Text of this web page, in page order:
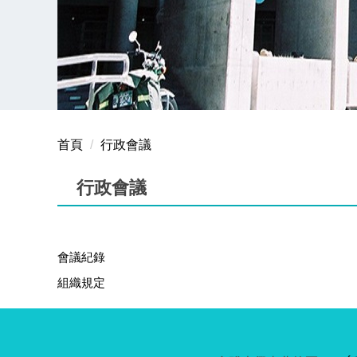
首頁 行政會議
行政會議
會議紀錄
組織規定